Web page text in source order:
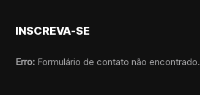
INSCREVA-SE
Erro: Formulário de contato não encontrado.